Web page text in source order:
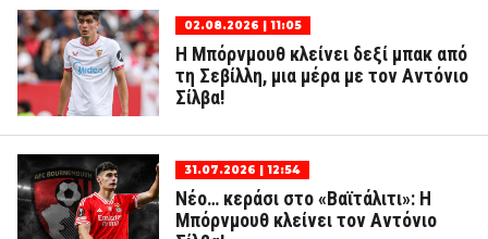
02.08.2026 | 11:05
Η Μπόρνμουθ κλείνει δεξί μπακ από
τη Σεβίλλη, μια μέρα με τον Αντόνιο
Σίλβα!
31.07.2026 | 12:54
Νέο… κεράσι στο «Βαϊτάλιτι»: Η
Μπόρνμουθ κλείνει τον Αντόνιο